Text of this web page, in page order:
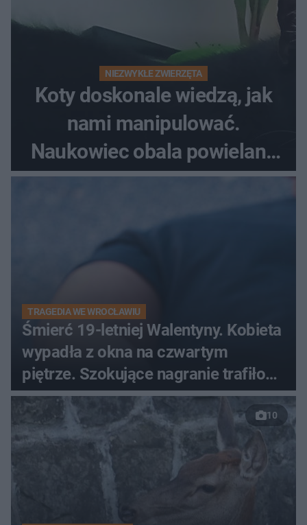
NIEZWYKŁE ZWIERZĘTA
Koty doskonale wiedzą, jak
nami manipulować.
Naukowiec obala powielane
od lat mity na ich temat
TRAGEDIA WE WROCŁAWIU
Śmierć 19-letniej Walentyny. Kobieta
wypadła z okna na czwartym
piętrze. Szokujące nagranie trafiło
do sieci
10